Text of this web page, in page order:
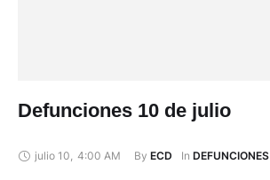
Defunciones 10 de julio
julio 10 4:00 AM By ECD In DEFUNCIONES